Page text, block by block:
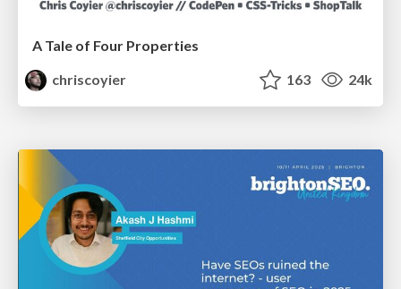
A Tale of Four Properties
chriscoyier
163 24k